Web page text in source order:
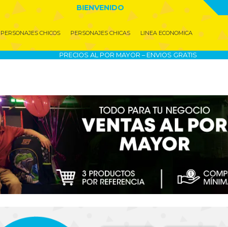
BIENVENIDO
PERSONAJES CHICOS PERSONAJES CHICAS LINEA ECONOMICA
PRECIOS AL POR MAYOR – ENVIOS GRATIS